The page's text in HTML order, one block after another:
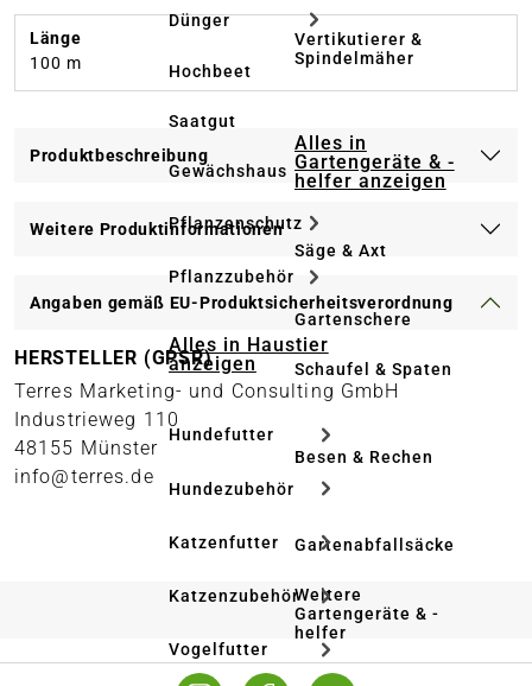
Dünger
Hochbeet
Saatgut
Gewächshaus
Pflanzenschutz
Pflanzzubehör
Alles in Haustier
anzeigen
Hundefutter
Hundezubehör
Katzenfutter
Katzenzubehör
Vogelfutter
Vertikutierer &
Spindelmäher
Alles in
Gartengeräte & -
helfer anzeigen
Säge & Axt
Gartenschere
Schaufel & Spaten
Besen & Rechen
Gartenabfallsäcke
Weitere
Gartengeräte & -
helfer
Länge
100 m
Produktbeschreibung
Weitere Produktinformationen
Angaben gemäß EU-Produktsicherheitsverordnung
HERSTELLER (GPSR)
Terres Marketing- und Consulting GmbH
Industrieweg 110
48155 Münster
info@terres.de